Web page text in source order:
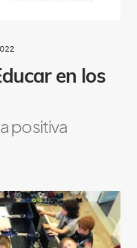
en los
positiva